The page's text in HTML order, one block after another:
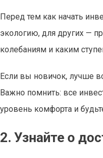
Перед тем как начать
экологию, для других —
колебаниям и каким
Если вы новичок, лучше
Важно помнить: все
уровень комфорта и
2. Узнайте о